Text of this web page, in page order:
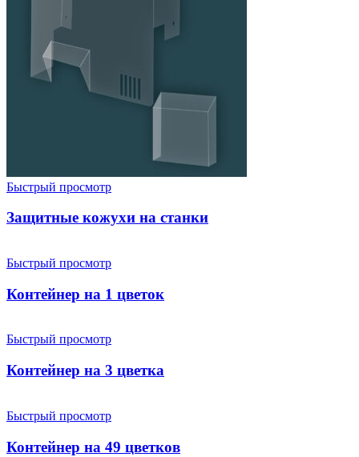
Быстрый просмотр
Защитные кожухи на станки
Быстрый просмотр
Контейнер на 1 цветок
Быстрый просмотр
Контейнер на 3 цветка
Быстрый просмотр
Контейнер на 49 цветков